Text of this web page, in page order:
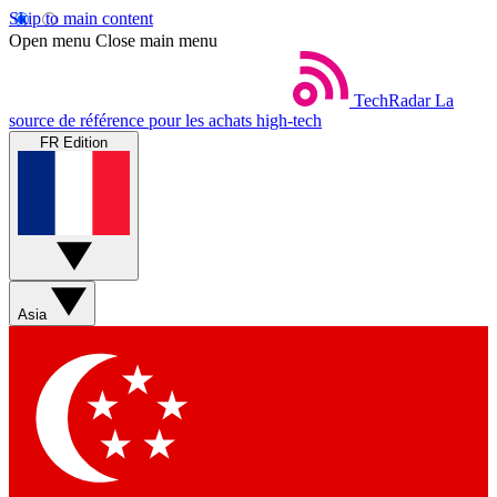
Skip to main content
Open menu Close main menu
TechRadar La
source de référence pour les achats high-tech
FR Edition
Asia